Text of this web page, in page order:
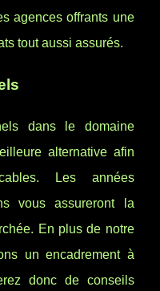
agences offrants une
tout aussi assurés.
dans le domaine
alternative afin
Les années
vous assureront la
En plus de notre
un encadrement à
donc de conseils